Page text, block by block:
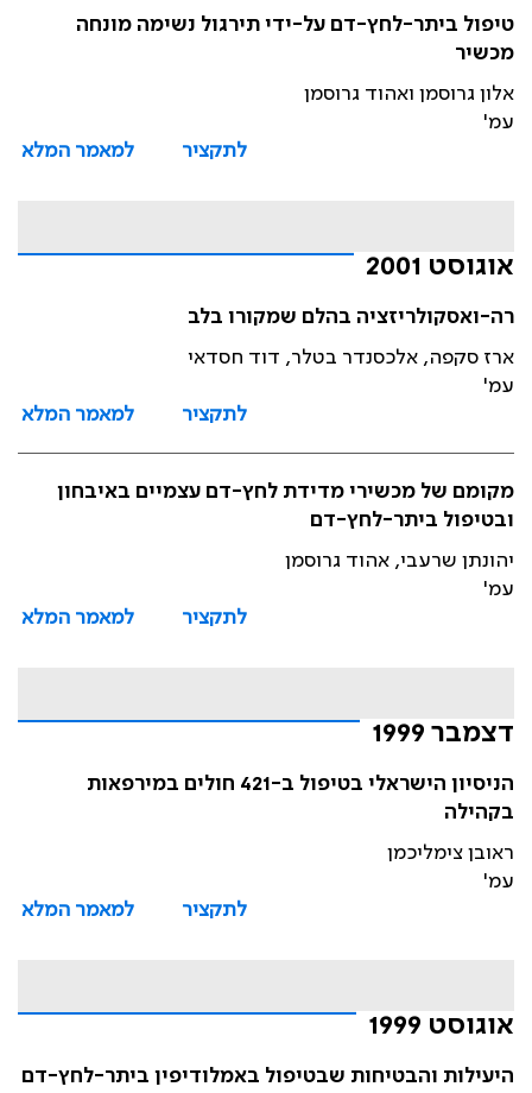
טיפול ביתר-לחץ-דם על-ידי תירגול נשימה מונחה
מכשיר
אלון גרוסמן ואהוד גרוסמן
עמ'
לתקציר
למאמר המלא
אוגוסט 2001
רה-ואסקולריזציה בהלם שמקורו בלב
ארז סקפה, אלכסנדר בטלר, דוד חסדאי
עמ'
לתקציר
למאמר המלא
מקומם של מכשירי מדידת לחץ-דם עצמיים באיבחון
ובטיפול ביתר-לחץ-דם
יהונתן שרעבי, אהוד גרוסמן
עמ'
לתקציר
למאמר המלא
דצמבר 1999
הניסיון הישראלי בטיפול ב-421 חולים במירפאות
בקהילה
ראובן צימליכמן
עמ'
לתקציר
למאמר המלא
אוגוסט 1999
היעילות והבטיחות שבטיפול באמלודיפין ביתר-לחץ-דם